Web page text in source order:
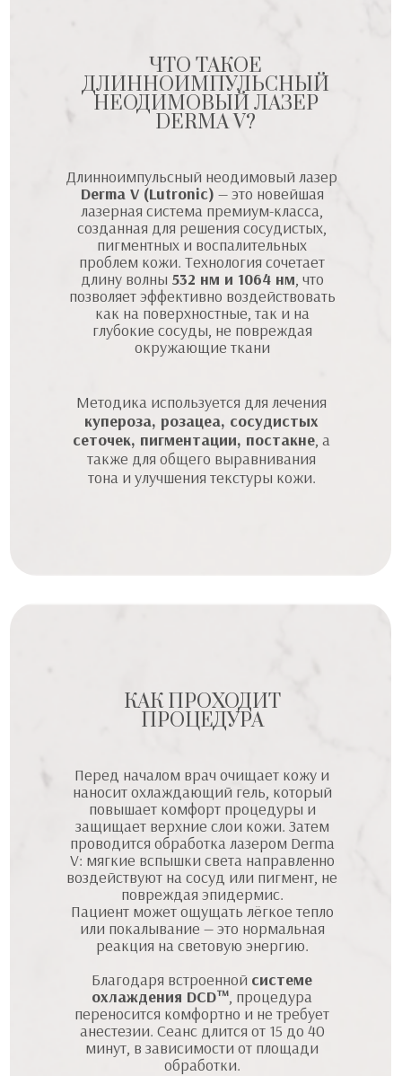
КАК ПРОХОДИТ
ПРОЦЕДУРА
Перед началом врач очищает кожу и
наносит охлаждающий гель, который
повышает комфорт процедуры и
защищает верхние слои кожи. Затем
проводится обработка лазером Derma
V: мягкие вспышки света направленно
воздействуют на сосуд или пигмент, не
повреждая эпидермис.
Пациент может ощущать лёгкое тепло
или покалывание — это нормальная
реакция на световую энергию.
Благодаря встроенной системе
охлаждения DCD™, процедура
переносится комфортно и не требует
анестезии. Сеанс длится от 15 до 40
минут, в зависимости от площади
обработки.
Методика используется для лечения
купероза, розацеа, сосудистых
сеточек, пигментации, постакне, а
также для общего выравнивания
тона и улучшения текстуры кожи.
Длинноимпульсный неодимовый лазер
Derma V (Lutronic) — это новейшая
лазерная система премиум-класса,
созданная для решения сосудистых,
пигментных и воспалительных
проблем кожи. Технология сочетает
длину волны 532 нм и 1064 нм, что
позволяет эффективно воздействовать
как на поверхностные, так и на
глубокие сосуды, не повреждая
окружающие ткани
ЧТО ТАКОЕ
ДЛИННОИМПУЛЬСНЫЙ
НЕОДИМОВЫЙ ЛАЗЕР
DERMA V?